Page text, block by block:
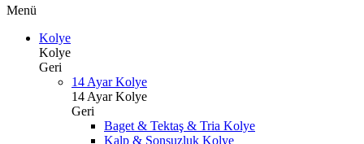
Menü
Kolye
Kolye
Geri
14 Ayar Kolye
14 Ayar Kolye
Geri
Baget & Tektaş & Tria Kolye
Kalp & Sonsuzluk Kolye